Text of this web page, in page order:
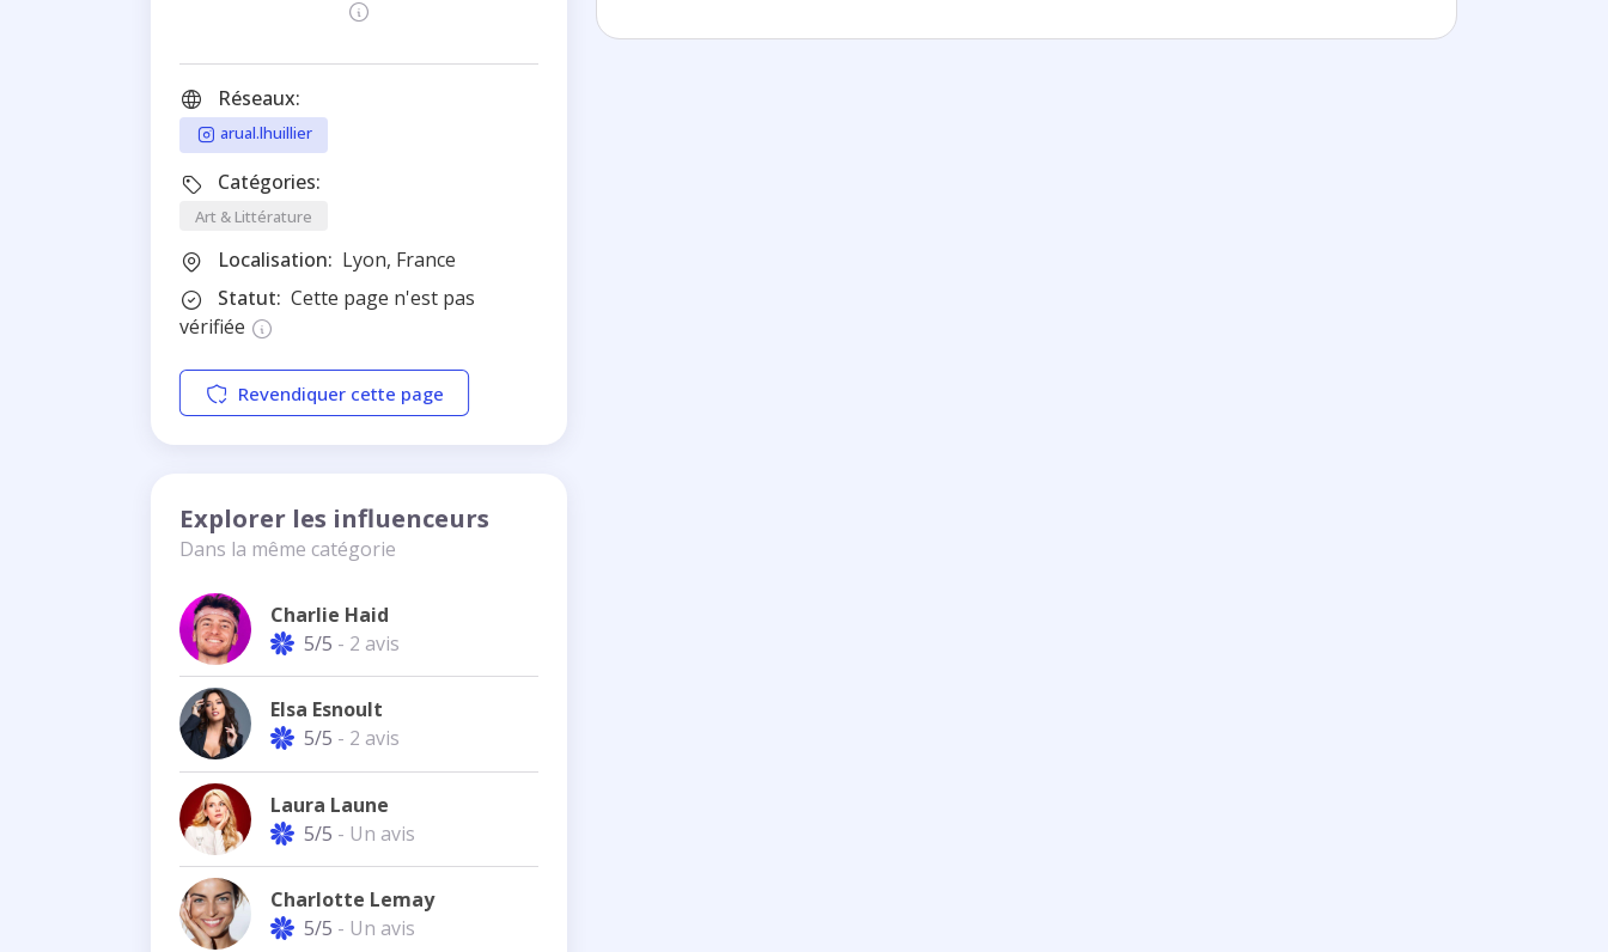
Réseaux:
arual.lhuillier
Catégories:
Art & Littérature
Localisation: Lyon, France
Statut: Cette page n'est pas
vérifiée
Revendiquer cette page
Explorer les influenceurs
Dans la même catégorie
Charlie Haid
5/5 - 2 avis
Elsa Esnoult
5/5 - 2 avis
Laura Laune
5/5 - Un avis
Charlotte Lemay
5/5 - Un avis